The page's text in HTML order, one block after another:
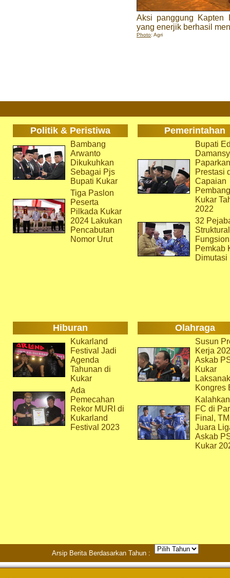
Aksi panggung Kapten
yang enerjik berhasil
Photo: Agri
Politik & Peristiwa Pemerintahan
Bambang
Arwanto
Dikukuhkan
Sebagai Pjs
Bupati Kukar
Tiga Paslon
Peserta
Pilkada Kukar
2024 Lakukan
Pencabutan
Nomor Urut
Bupati
Paparkan
Prestasi
Capaian
Kukar
2022
32
Pemkab
Dimutasi
Hiburan Olahraga
Kukarland
Festival Jadi
Agenda
Tahunan di
Kukar
Ada
Pemecahan
Rekor MURI di
Kukarland
Festival 2023
Susun
Kerja
Askab
Kukar
Kongres
FC di
Final,
Juara
Askab
Kukar
Arsip Berita Berdasarkan Tahun :